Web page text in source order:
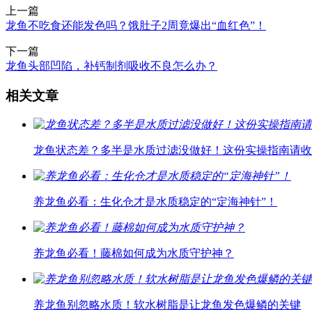
上一篇
龙鱼不吃食还能发色吗？饿肚子2周竟爆出“血红色”！
下一篇
龙鱼头部凹陷，补钙制剂吸收不良怎么办？
相关文章
龙鱼状态差？多半是水质过滤没做好！这份实操指南请
养龙鱼必看：生化仓才是水质稳定的“定海神针”！
养龙鱼必看！藤棉如何成为水质守护神？
养龙鱼别忽略水质！软水树脂是让龙鱼发色爆鳞的关键